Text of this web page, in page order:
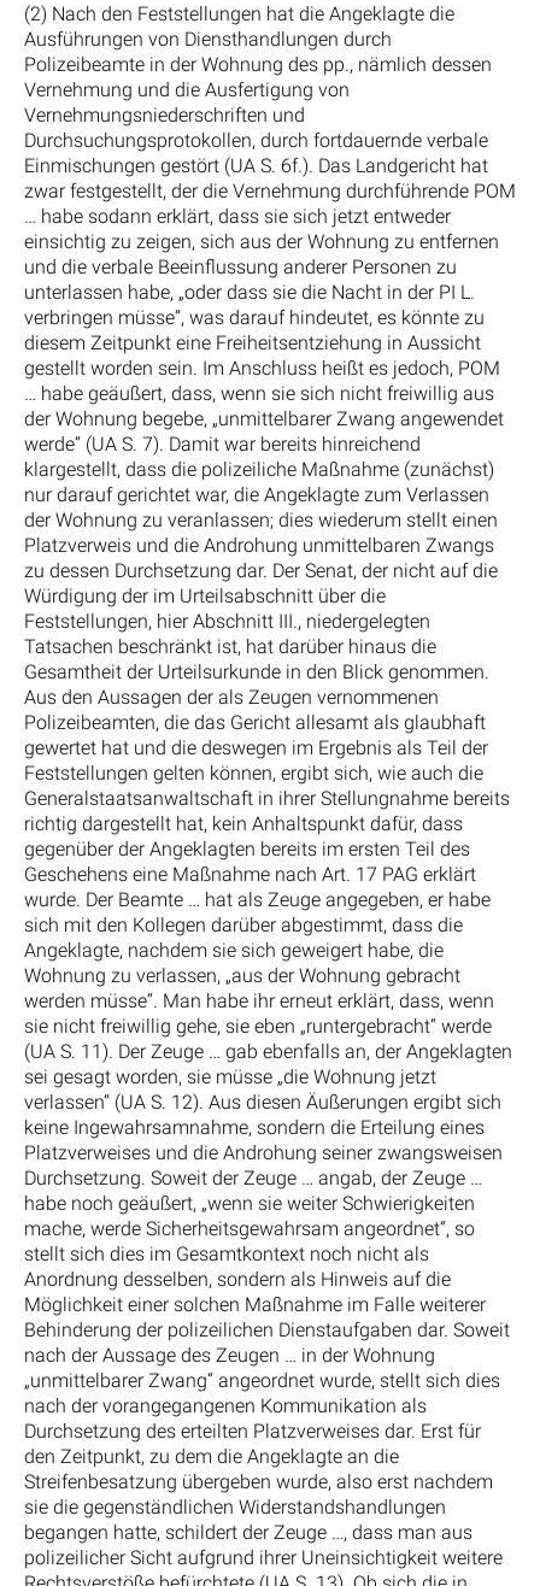
(2) Nach den Feststellungen hat die Angeklagte die
Ausführungen von Diensthandlungen durch
Polizeibeamte in der Wohnung des pp., nämlich dessen
Vernehmung und die Ausfertigung von
Vernehmungsniederschriften und
Durchsuchungsprotokollen, durch fortdauernde verbale
Einmischungen gestört (UA S. 6f.). Das Landgericht hat
zwar festgestellt, der die Vernehmung durchführende POM
… habe sodann erklärt, dass sie sich jetzt entweder
einsichtig zu zeigen, sich aus der Wohnung zu entfernen
und die verbale Beeinflussung anderer Personen zu
unterlassen habe, „oder dass sie die Nacht in der PI L.
verbringen müsse“, was darauf hindeutet, es könnte zu
diesem Zeitpunkt eine Freiheitsentziehung in Aussicht
gestellt worden sein. Im Anschluss heißt es jedoch, POM
… habe geäußert, dass, wenn sie sich nicht freiwillig aus
der Wohnung begebe, „unmittelbarer Zwang angewendet
werde“ (UA S. 7). Damit war bereits hinreichend
klargestellt, dass die polizeiliche Maßnahme (zunächst)
nur darauf gerichtet war, die Angeklagte zum Verlassen
der Wohnung zu veranlassen; dies wiederum stellt einen
Platzverweis und die Androhung unmittelbaren Zwangs
zu dessen Durchsetzung dar. Der Senat, der nicht auf die
Würdigung der im Urteilsabschnitt über die
Feststellungen, hier Abschnitt III., niedergelegten
Tatsachen beschränkt ist, hat darüber hinaus die
Gesamtheit der Urteilsurkunde in den Blick genommen.
Aus den Aussagen der als Zeugen vernommenen
Polizeibeamten, die das Gericht allesamt als glaubhaft
gewertet hat und die deswegen im Ergebnis als Teil der
Feststellungen gelten können, ergibt sich, wie auch die
Generalstaatsanwaltschaft in ihrer Stellungnahme bereits
richtig dargestellt hat, kein Anhaltspunkt dafür, dass
gegenüber der Angeklagten bereits im ersten Teil des
Geschehens eine Maßnahme nach Art. 17 PAG erklärt
wurde. Der Beamte … hat als Zeuge angegeben, er habe
sich mit den Kollegen darüber abgestimmt, dass die
Angeklagte, nachdem sie sich geweigert habe, die
Wohnung zu verlassen, „aus der Wohnung gebracht
werden müsse“. Man habe ihr erneut erklärt, dass, wenn
sie nicht freiwillig gehe, sie eben „runtergebracht“ werde
(UA S. 11). Der Zeuge … gab ebenfalls an, der Angeklagten
sei gesagt worden, sie müsse „die Wohnung jetzt
verlassen“ (UA S. 12). Aus diesen Äußerungen ergibt sich
keine Ingewahrsamnahme, sondern die Erteilung eines
Platzverweises und die Androhung seiner zwangsweisen
Durchsetzung. Soweit der Zeuge … angab, der Zeuge …
habe noch geäußert, „wenn sie weiter Schwierigkeiten
mache, werde Sicherheitsgewahrsam angeordnet“, so
stellt sich dies im Gesamtkontext noch nicht als
Anordnung desselben, sondern als Hinweis auf die
Möglichkeit einer solchen Maßnahme im Falle weiterer
Behinderung der polizeilichen Dienstaufgaben dar. Soweit
nach der Aussage des Zeugen … in der Wohnung
„unmittelbarer Zwang“ angeordnet wurde, stellt sich dies
nach der vorangegangenen Kommunikation als
Durchsetzung des erteilten Platzverweises dar. Erst für
den Zeitpunkt, zu dem die Angeklagte an die
Streifenbesatzung übergeben wurde, also erst nachdem
sie die gegenständlichen Widerstandshandlungen
begangen hatte, schildert der Zeuge …, dass man aus
polizeilicher Sicht aufgrund ihrer Uneinsichtigkeit weitere